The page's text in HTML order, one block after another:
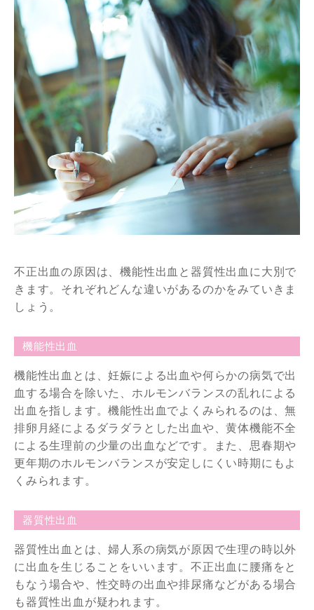
不正出血の原因は、機能性出血と器質性出血に大別で
きます。それぞれどんな違いがあるのかをみていきま
しょう。
機能性出血
機能性出血とは、妊娠による出血や何らかの病気で出
血する場合を除いた、ホルモンバランスの乱れによる
出血を指します。機能性出血でよくみられるのは、無
排卵月経によるダラダラとした出血や、黄体機能不全
による生理前の少量の出血などです。また、思春期や
更年期のホルモンバランスが安定しにくい時期にもよ
くみられます。
器質性出血
器質性出血とは、婦人系の病気が原因で生理の時以外
に出血を生じることをいいます。不正出血に腰痛をと
もなう場合や、性交時の出血や排尿痛などがある場合
も器質性出血が疑われます。